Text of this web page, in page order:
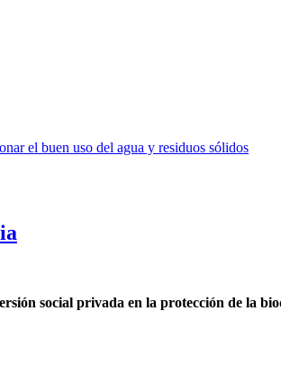
el buen uso del agua y residuos sólidos
social privada en la protección de la